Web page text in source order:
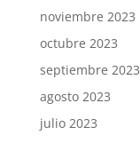
noviembre 2023
octubre 2023
septiembre 2023
agosto 2023
julio 2023